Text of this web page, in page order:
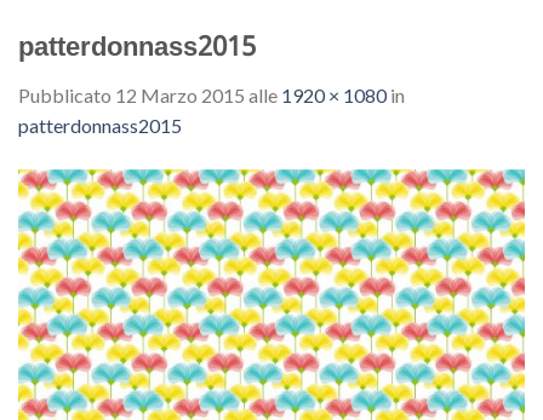
patterdonnass2015
Pubblicato 12 Marzo 2015 alle 1920 × 1080in
patterdonnass2015